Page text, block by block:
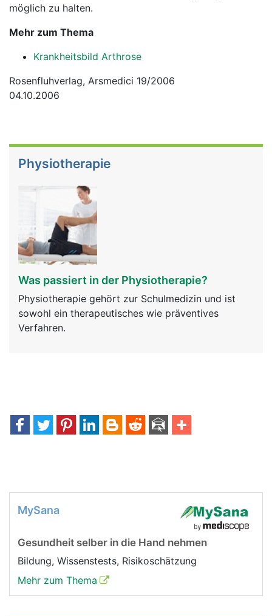
möglich zu halten.
Mehr zum Thema
Krankheitsbild Arthrose
Rosenfluhverlag, Arsmedici 19/2006
04.10.2006
Physiotherapie
Was passiert in der Physiotherapie?
Physiotherapie gehört zur Schulmedizin und ist
sowohl ein therapeutisches wie präventives
Verfahren.
MySana
Gesundheit selber in die Hand nehmen
Bildung, Wissenstests, Risikoschätzung
Mehr zum Thema